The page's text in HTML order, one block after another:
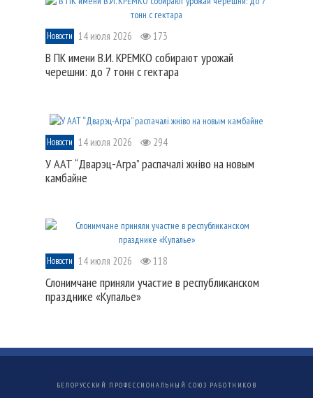
Новости 14 июля 2026 173
В ПК имени В.И. КРЕМКО собирают урожай
черешни: до 7 тонн с гектара
Новости 14 июля 2026 294
У ААТ “Дварэц-Агра” распачалі жніво на новым
камбайне
Новости 14 июля 2026 118
Слонимчане приняли участие в республиканском
празднике «Купалье»
БЕЛОРУССКИЙ ПРОФЕССИОНАЛЬНЫЙ СОЮЗ РАБОТНИКОВ